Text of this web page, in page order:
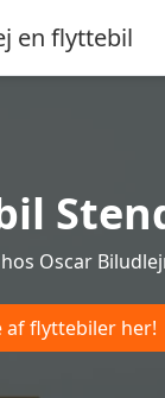
en flyttebil
Oscar
af flyttebiler her!